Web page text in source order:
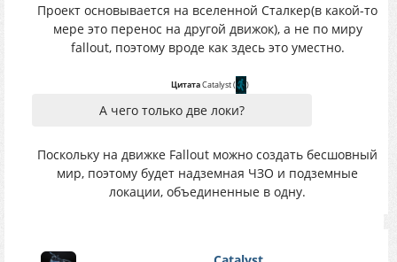
Проект основывается на вселенной Сталкер(в какой-то
мере это перенос на другой движок), а не по миру
fallout, поэтому вроде как здесь это уместно.
ЦитатаCatalyst( )
А чего только две локи?
Поскольку на движке Fallout можно создать бесшовный
мир, поэтому будет надземная ЧЗО и подземные
локации, объединенные в одну.